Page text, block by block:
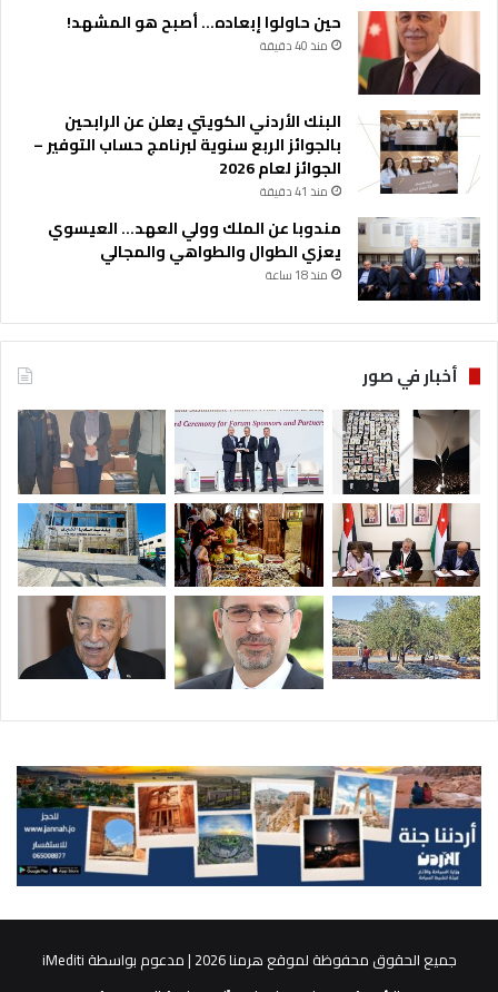
حين حاولوا إبعاده… أصبح هو المشهد!
منذ 40 دقيقة
البنك الأردني الكويتي يعلن عن الرابحين
بالجوائز الربع سنوية لبرنامج حساب التوفير –
الجوائز لعام 2026
منذ 41 دقيقة
مندوبا عن الملك وولي العهد… العيسوي
يعزي الطوال والطواهي والمجالي
منذ 18 ساعة
أخبار في صور
جميع الحقوق محفوظة لموقع هرمنا 2026 | مدعوم بواسطة
iMediti